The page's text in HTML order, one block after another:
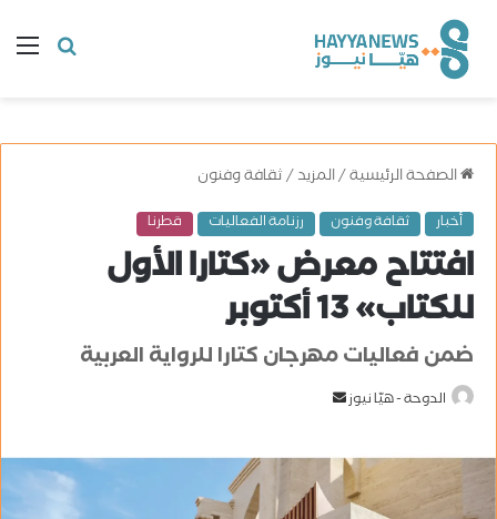
البحث
الصفحة الرئيسية/المزيد/ثقافة وفنون
أخبار ثقافة وفنون رزنامة الفعاليات قطرنا
افتتاح معرض «كتارا الأول
للكتاب» 13 أكتوبر
ضمن فعاليات مهرجان كتارا للرواية العربية
الدوحة - هيّا نيوز
س
ل
ب